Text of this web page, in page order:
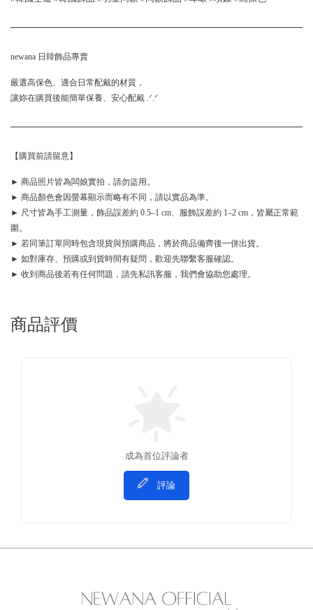
newana 日韓飾品專賣
嚴選高保色、適合日常配戴的材質，
讓妳在購買後能簡單保養、安心配戴 .ᐟ.ᐟ
【購買前請留意】
► 商品照片皆為闆娘實拍，請勿盜用。
► 商品顏色會因螢幕顯示而略有不同，請以實品為準。
► 尺寸皆為手工測量，飾品誤差約 0.5–1 cm、服飾誤差約 1–2 cm，皆屬正常範
圍。
► 若同筆訂單同時包含現貨與預購商品，將於商品備齊後一併出貨。
► 如對庫存、預購或到貨時間有疑問，歡迎先聯繫客服確認。
► 收到商品後若有任何問題，請先私訊客服，我們會協助您處理。
商品評價
成為首位評論者
評論